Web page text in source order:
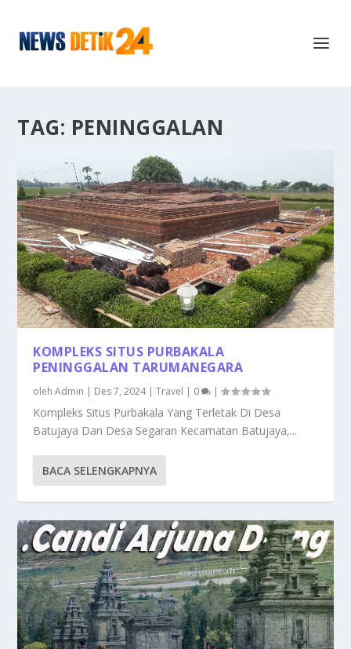
TAG: PENINGGALAN
KOMPLEKS SITUS PURBAKALA
PENINGGALAN TARUMANEGARA
olehAdmin | Des 7, 2024|Travel | 0 |
Kompleks Situs Purbakala Yang Terletak Di Desa
Batujaya Dan Desa Segaran Kecamatan Batujaya,...
BACA SELENGKAPNYA